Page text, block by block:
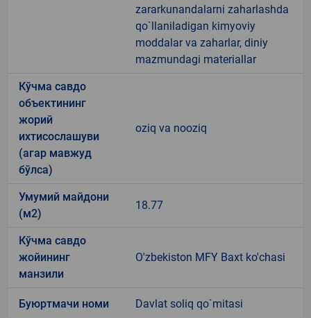
zararkunandalarni zaharlashda
qo`llaniladigan kimyoviy
moddalar va zaharlar, diniy
mazmundagi materiallar
Кўчма савдо
объектининг
жорий
ихтисослашуви
(агар мавжуд
бўлса)
oziq va nooziq
Умумий майдони
(м2)
18.77
Кўчма савдо
жойининг
манзили
O'zbekiston MFY Baxt ko'chasi
Буюртмачи номи Davlat soliq qo`mitasi